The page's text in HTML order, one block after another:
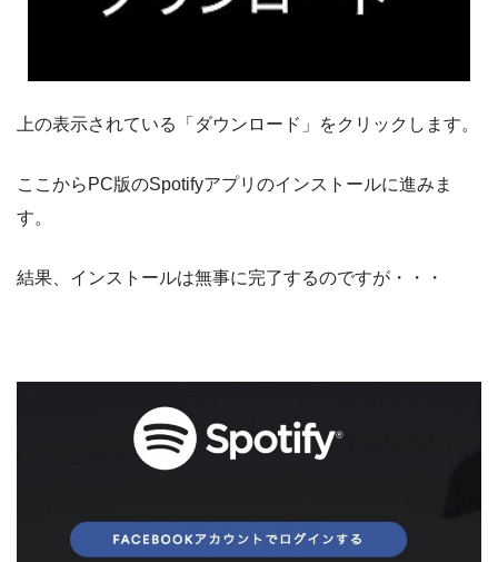
上の表示されている「ダウンロード」をクリックします。
ここからPC版のSpotifyアプリのインストールに進みま
す。
結果、インストールは無事に完了するのですが・・・